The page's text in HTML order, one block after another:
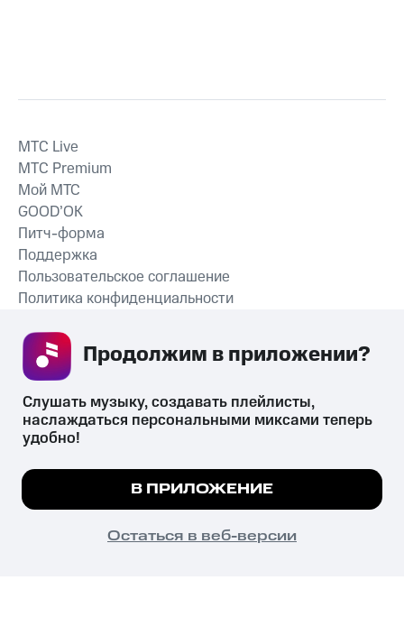
СКАЧАТЬ ПРИЛОЖЕНИЕ
MTС Live
MTС Premium
Мой МТС
GOOD’OK
Питч-форма
Поддержка
Пользовательское соглашение
Политика конфиденциальности
психотропных веществ, их аналогов причиняет вред здоровью,
их незаконный оборот запрещён и влечёт установленную
законодательством ответственность.
© 2026 ООО «КИОН».
Все права защищены
Мы используем куки, чтобы на сайте все
Подробнее
ПОНЯТНО
Слушать музыку, создавать плейлисты,
наслаждаться персональными миксами теперь
удобно!
В ПРИЛОЖЕНИЕ
Остаться в веб-версии